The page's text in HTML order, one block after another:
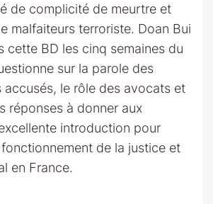
de complicité de meurtre et
malfaiteurs terroriste. Doan Bui
cette BD les cinq semaines du
sur la parole des
accusés, le rôle des avocats et
réponses à donner aux
introduction pour
de la justice et
en France.